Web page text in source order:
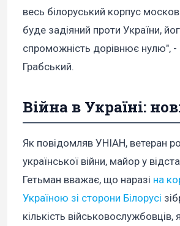
весь білоруський корпус
буде задіяний проти України,
спроможність дорівнює нулю", -
Грабський.
Війна в Україні:
Як повідомляв УНІАН, ветеран
української війни, майор у
Гетьман вважає, що наразі на
Україною зі сторони Білорусі
кількість військовослужбовців,